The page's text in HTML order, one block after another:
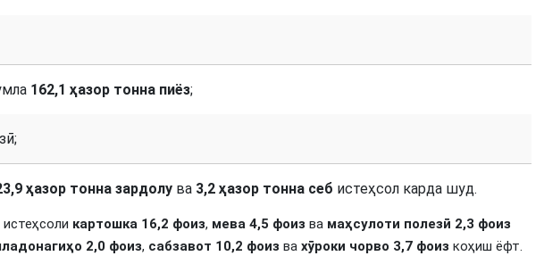
162,1 ҳазор тонна пиёз;
ҳазор тонна зардолу ва 3,2 ҳазор тонна себ истеҳсол карда шуд.
картошка 16,2 фоиз, мева 4,5 фоиз ва маҳсулоти полезӣ 2,3 фоиз
2,0 фоиз, сабзавот 10,2 фоиз ва хӯроки чорво 3,7 фоиз коҳиш ёфт.